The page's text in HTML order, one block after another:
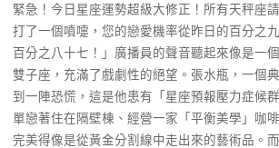
緊急！今日星座運勢超級大修正！所有天秤座
打了一個噴嚏，您的戀愛機率從昨日的百分之
百分之八十七！」廣播員的聲音聽起來像是一
雙子座，充滿了戲劇性的絕望。張水瓶，一個
到一陣恐慌，這是他患有「星座預報壓力症候
單戀著住在隔壁棟、經營一家「平衡美學」咖
完美得像是從黃金分割線中走出來的藝術品。